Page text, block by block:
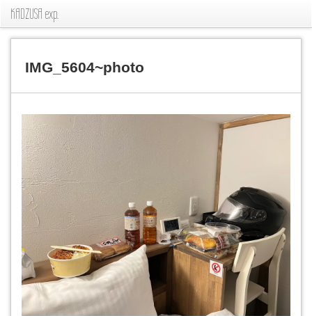
KADZUSA exp.
IMG_5604~photo